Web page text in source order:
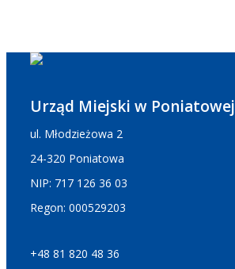
Urząd Miejski w Poniatowej
ul. Młodzieżowa 2
24-320 Poniatowa
NIP: 717 126 36 03
Regon: 000529203
+48 81 820 48 36